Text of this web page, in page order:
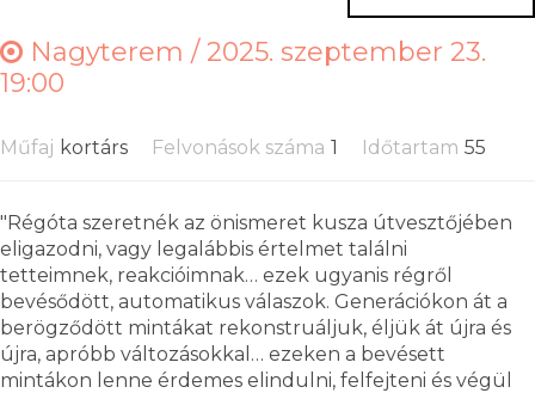
Nagyterem /2025. szeptember 23.
19:00
Műfaj kortárs Felvonások száma 1 Időtartam 55
"Régóta szeretnék az önismeret kusza útvesztőjében
eligazodni, vagy legalábbis értelmet találni
tetteimnek, reakcióimnak… ezek ugyanis régről
bevésődött, automatikus válaszok. Generációkon át a
berögződött mintákat rekonstruáljuk, éljük át újra és
újra, apróbb változásokkal… ezeken a bevésett
mintákon lenne érdemes elindulni, felfejteni és végül